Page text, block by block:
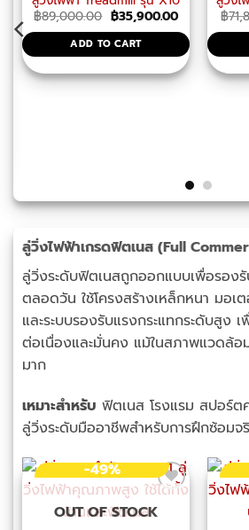
฿89,000.00 Original
price
was:
฿89,000.00.
฿35,900.00Current
is:
฿35,900.00.
ADD TO CART
฿
ลู่วิ่งไฟฟ้าเกรดฟิตเนส (Full
ลู่วิ่งระดับฟิตเนสถูกออกแบบเพื่อรองรั
ตลอดวัน ใช้โครงสร้างเหล็กหนา มอเ
และระบบรองรับแรงกระแทกระดับสูง เ
ต่อเนื่องและมั่นคง แม้ในสภาพแวดล้อ
มาก
เหมาะสำหรับ ฟิตเนส โรงแรม สปอร์
ลู่วิ่งระดับมืออาชีพสำหรับการฝึกซ้อมจ
-49%
OUT OF STOCK